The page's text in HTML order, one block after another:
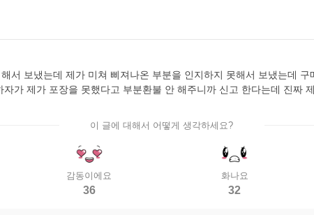
서 보냈는데 제가 미쳐 삐져나온 부분을 인지하지 못해서 보냈는데
가 제가 포장을 못했다고 부분환불 안 해주니까 신고 한다는데 진짜
이 글에 대해서 어떻게 생각하세요?
감동이에요
36
화나요
32